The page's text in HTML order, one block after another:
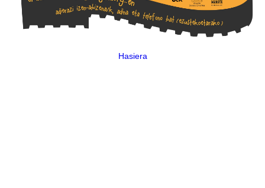
Hasiera